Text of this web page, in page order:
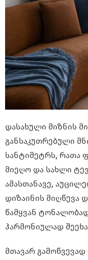
დასახული მიზნის
განსაკუთრებული
სანტიმეტრს, რათა
მიეღო და სახლი
ამასთანავე,
დიზაინის მიღწევა
წამყვან
ჰარმონიულად
მთავარ